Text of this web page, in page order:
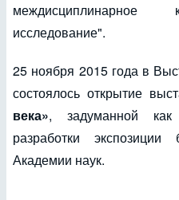
междисциплинарное
исследование".
25 ноября 2015 года в
состоялось открытие
века», задуманной
разработки
Академии наук.